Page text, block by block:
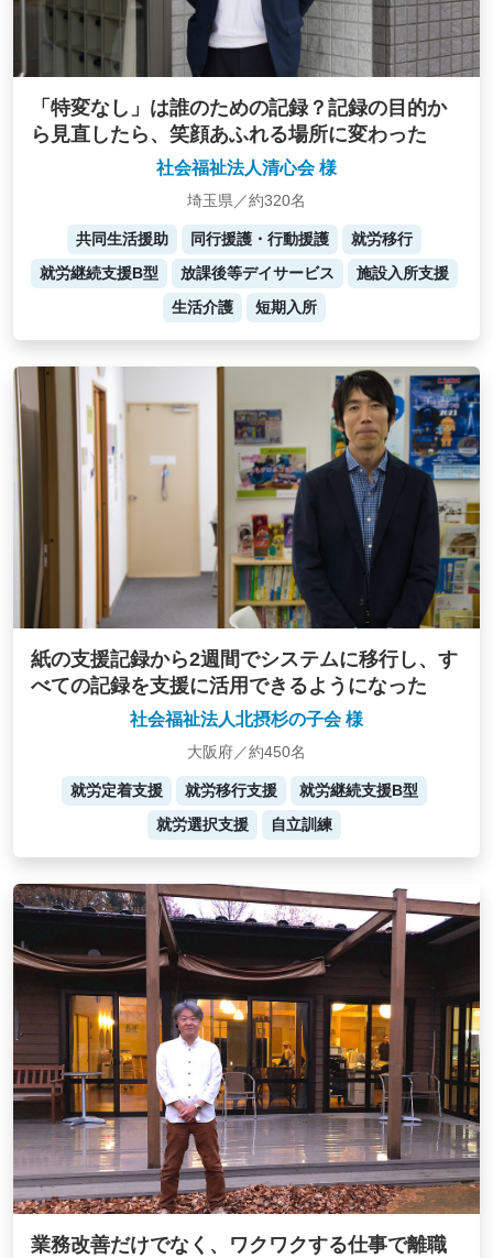
「特変なし」は誰のための記録？記録の目的か
ら見直したら、笑顔あふれる場所に変わった
社会福祉法人清心会 様
埼玉県／約320名
共同生活援助 同行援護・行動援護
就労移行
就労継続支援B型
放課後等デイサービス
施設入所支援
生活介護
短期入所
紙の支援記録から2週間でシステムに移行し、す
べての記録を支援に活用できるようになった
社会福祉法人北摂杉の子会 様
大阪府／約450名
就労定着支援 就労移行支援
就労継続支援B型
就労選択支援
自立訓練
業務改善だけでなく、ワクワクする仕事で離職